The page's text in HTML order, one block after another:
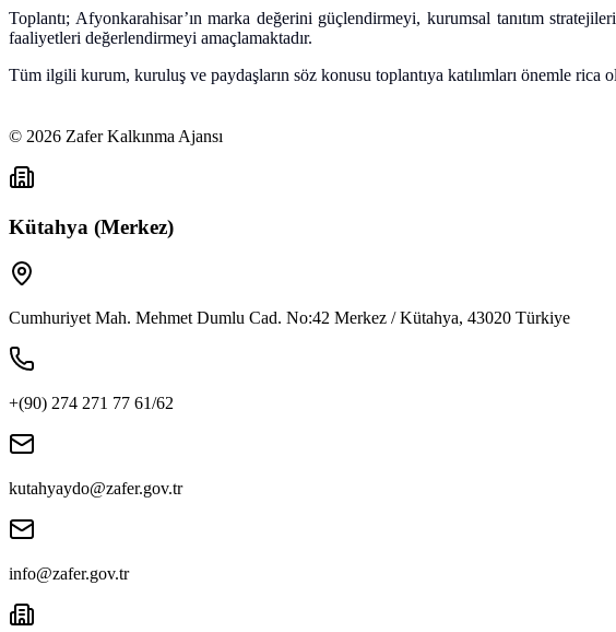
Toplantı; Afyonkarahisar’ın marka değerini güçlendirmeyi, kurumsal tanıtım
faaliyetleri değerlendirmeyi amaçlamaktadır.
Tüm ilgili kurum, kuruluş ve paydaşların söz konusu toplantıya katılımları önemle rica
© 2026 Zafer Kalkınma Ajansı
Kütahya (Merkez)
Cumhuriyet Mah. Mehmet Dumlu Cad. No:42 Merkez / Kütahya, 43020 Türkiye
+(90) 274 271 77 61/62
kutahyaydo@zafer.gov.tr
info@zafer.gov.tr